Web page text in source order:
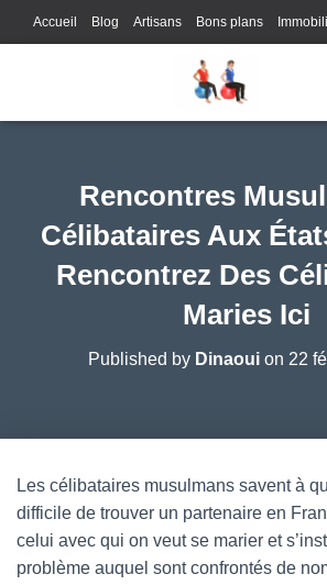
Accueil Blog Artisans Bons plans
Loisirs
Rencontres
Célibataires Aux
Rencontrez Des
Maries Ici
Published by Dinaoui on 22
Les célibataires musulmans savent à
difficile de trouver un partenaire en
celui avec qui on veut se marier et
problème auquel sont confrontés de